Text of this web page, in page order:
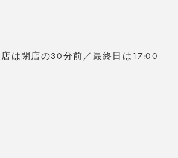
は閉店の30分前／最終日は17:00